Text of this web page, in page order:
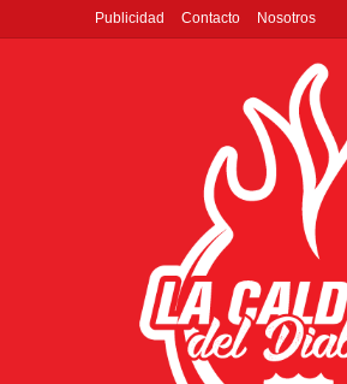
Publicidad Contacto Nosotros